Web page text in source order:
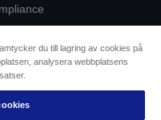
dina uppgifter
tillgänglighet
du till lagring av cookies på
analysera webbplatsens